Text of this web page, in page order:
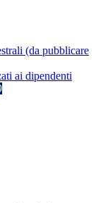
(da pubblicare
ai dipendenti